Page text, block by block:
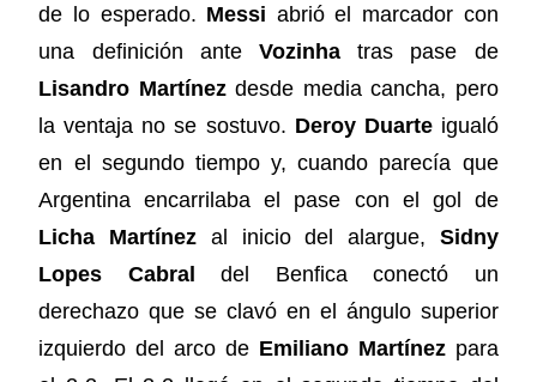
de lo esperado. Messi abrió el marcador con
una definición ante Vozinha tras pase de
Lisandro Martínezdesde media cancha, pero
la ventaja no se sostuvo. Deroy Duarteigualó
en el segundo tiempo y, cuando parecía que
Argentina encarrilaba el pase con el gol de
Licha Martínez al inicio del alargue, Sidny
Lopes Cabral del Benfica conectó un
derechazo que se clavó en el ángulo superior
izquierdo del arco de Emiliano Martínezpara